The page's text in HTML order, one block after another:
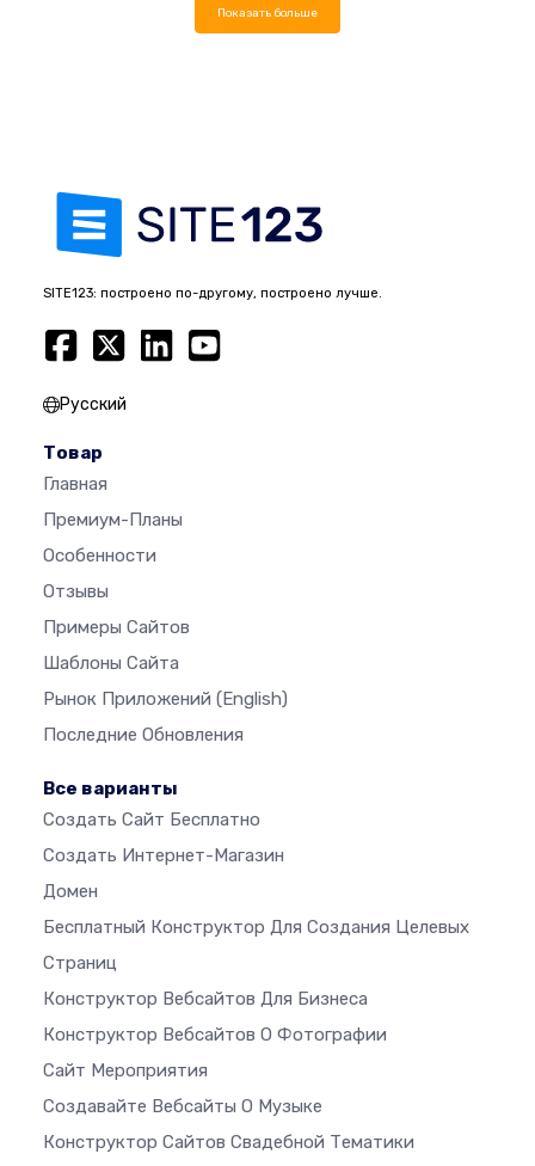
Показать больше
SITE123: построено по-другому, построено лучше.
Русский
Товар
Главная
Премиум-Планы
Особенности
Отзывы
Примеры Сайтов
Шаблоны Сайта
Рынок Приложений (English)
Последние Обновления
Все варианты
Создать Сайт Бесплатно
Создать Интернет-Магазин
Домен
Бесплатный Конструктор Для Создания Целевых
Страниц
Конструктор Вебсайтов Для Бизнеса
Конструктор Вебсайтов О Фотографии
Сайт Мероприятия
Создавайте Вебсайты О Музыке
Конструктор Сайтов Свадебной Тематики